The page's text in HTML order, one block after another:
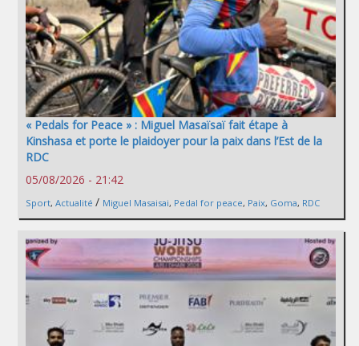
« Pedals for Peace » : Miguel Masaïsaï fait étape à
Kinshasa et porte le plaidoyer pour la paix dans l’Est de la
RDC
05/08/2026 - 21:42
Sport, Actualité / Miguel Masaisai, Pedal for peace, Paix, Goma, RDC